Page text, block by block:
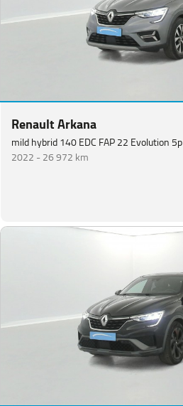
Renault Arkana
mild hybrid 140 EDC FAP 22 Evolution 5p
2022 -26 972 km